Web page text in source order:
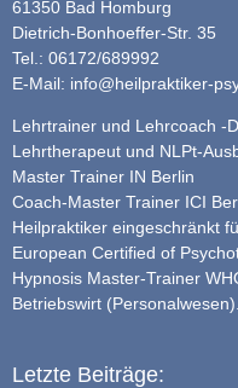
61350 Bad Homburg
Dietrich-Bonhoeffer-Str. 35
Tel.: 06172/689992
E-Mail: info@heilpraktiker-
Lehrtrainer und Lehrcoach -
Lehrtherapeut und NLPt-
Master Trainer IN Berlin
Coach-Master Trainer ICI
Heilpraktiker eingeschränkt
European Certified of
Hypnosis Master-Trainer
Betriebswirt (Personalwesen).
Letzte Beiträge: